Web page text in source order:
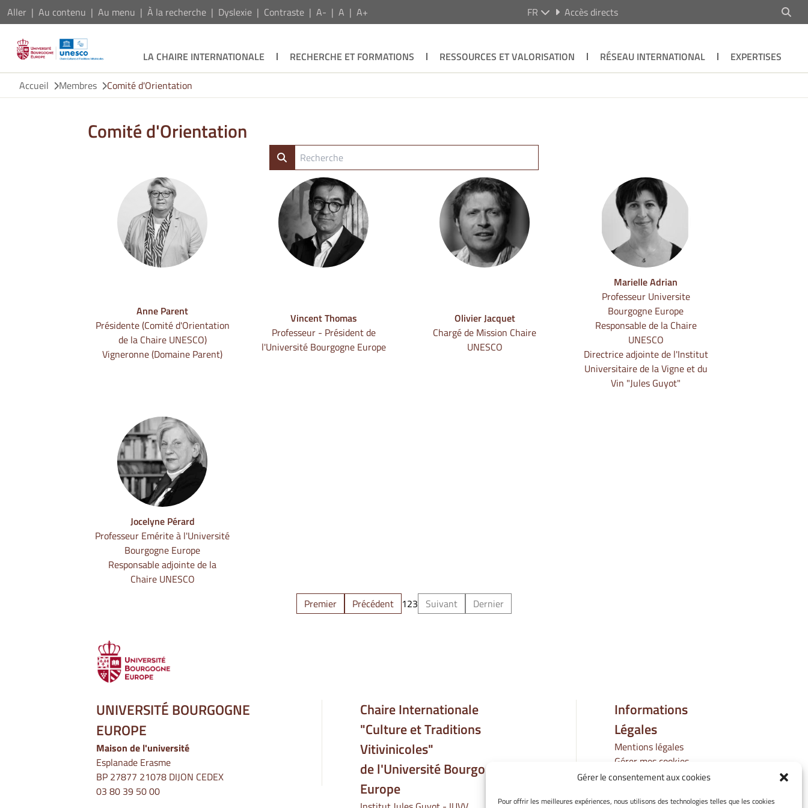
Gérer le consentement aux cookies
Pour offrir les meilleures expériences, nous utilisons des technologies telles que les cookies
Aller Au contenu Au menu À la recherche Dyslexie Contraste A- A A+ FR Accès directs
LA CHAIRE INTERNATIONALE RECHERCHE ET FORMATIONS RESSOURCES ET VALORISATION RÉSEAU INTERNATIONAL
EXPERTISES
Accueil
Membres Comité d'Orientation
Comité d'Orientation
Anne Parent
Présidente (Comité d'Orientation
de la Chaire UNESCO)
Vigneronne (Domaine Parent)
Vincent Thomas
Professeur - Président de
l'Université Bourgogne Europe
Olivier Jacquet
Chargé de Mission Chaire
UNESCO
Marielle Adrian
Professeur Universite
Bourgogne Europe
Responsable de la Chaire
UNESCO
Directrice adjointe de l'Institut
Universitaire de la Vigne et du
Vin "Jules Guyot"
Jocelyne Pérard
Professeur Emérite à l'Université
Bourgogne Europe
Responsable adjointe de la
Chaire UNESCO
Premier
Précédent 123 Suivant Dernier
UNIVERSITÉ BOURGOGNE
EUROPE
Maison de l'université
Esplanade Erasme
BP 27877 21078 DIJON CEDEX
03 80 39 50 00
Chaire Internationale
"Culture et Traditions
Vitivinicoles"
de l'Université Bourgogne
Europe
Informations
Légales
Mentions légales
Gérer mes cookies
Politique de cookies
confidentialité